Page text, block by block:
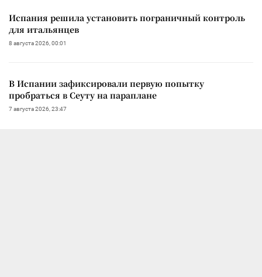
Испания решила установить пограничный контроль
для итальянцев
8 августа 2026, 00:01
В Испании зафиксировали первую попытку
пробраться в Сеуту на параплане
7 августа 2026, 23:47